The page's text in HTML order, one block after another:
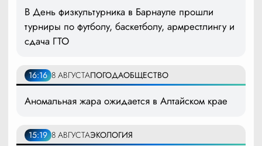
В День физкультурника в Барнауле прошли
турниры по футболу, баскетболу, армрестлингу и
сдача ГТО
16:16 8 АВГУСТАПОГОДАОБЩЕСТВО
Аномальная жара ожидается в Алтайском крае
15:19 8 АВГУСТАЭКОЛОГИЯ